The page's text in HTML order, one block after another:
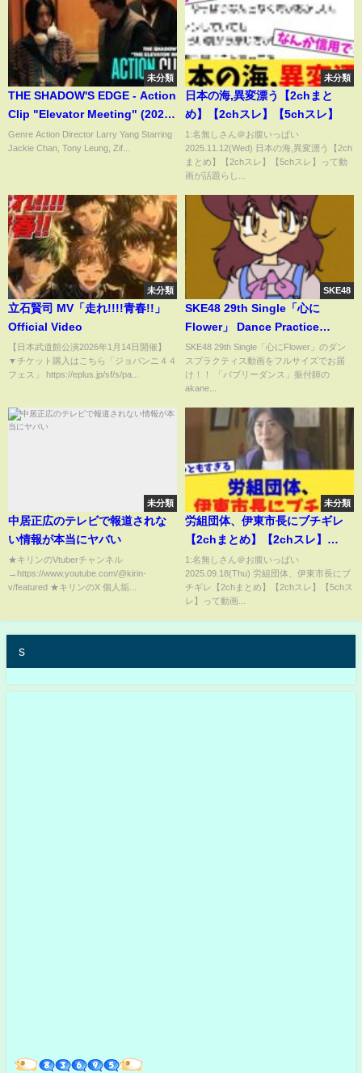
未分類
THE SHADOW'S EDGE - Action
Clip "Elevator Meeting" (2025)
捕风追影 [Jackie Chan, Tony
Leung]
Genre Action Director Larry Yang Starring
Jackie Chan, Tony Leung, Zif...
未分類
日本の海,異変漂う【2chまと
め】【2chスレ】【5chスレ】
1:名無しさん＠お腹いっぱい
2025.11.12(Wed) 日本の海,異変漂う【2ch
まとめ】【2chスレ】【5chスレ】って動
画が話題らし...
未分類
立石賢司 MV「走れ!!!!青春!!」
Official Video
【日本武道館公演2026年1月14日開催】
▼チケット購入はこちら「ジョバンニ４４
フェス」 https://eplus.jp/sf/s/pa...
SKE48
SKE48 29th Single「心に
Flower」 Dance Practice
Movie
SKE48 29th Single「心にFlower」のダン
スプラクティス動画をフルサイズでお届
け！！ 「バブリーダンス」振付師の
akane...
未分類
中居正広のテレビで報道されな
い情報が本当にヤバい
★キリンのVtuberチャンネル
→https://www.youtube.com/@kirin-
v/featured ★キリンのX 個人垢...
未分類
労組団体、伊東市長にブチギレ
【2chまとめ】【2chスレ】
【5chスレ】
1:名無しさん＠お腹いっぱい
2025.09.18(Thu) 労組団体、伊東市長にブ
チギレ【2chまとめ】【2chスレ】【5chス
レ】って動画...
s